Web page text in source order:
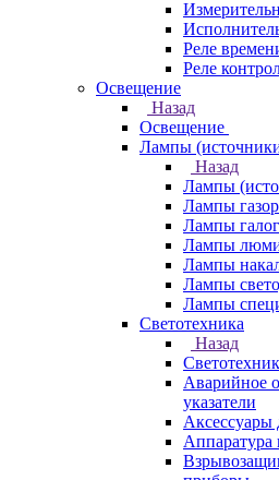
Реле
Реле
Освещение
Назад
Освещение
Лампы
Назад
Лампы
Лампы
Лампы
Лампы
Лампы
Лампы
Лампы
Светотехника
Назад
Аварийное
указатели
Аксессуары
Аппаратура